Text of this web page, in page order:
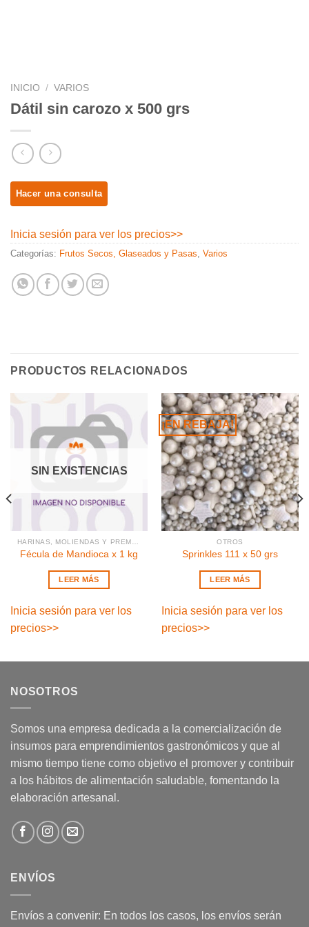
INICIO / VARIOS
Dátil sin carozo x 500 grs
Inicia sesión para ver los precios>>
Categorías: Frutos Secos, Glaseados y Pasas, Varios
PRODUCTOS RELACIONADOS
SIN EXISTENCIAS
Fécula de Mandioca x 1 kg
LEER MÁS
Inicia sesión para ver los
precios>>
¡EN REBAJA!
OTROS
Sprinkles 111 x 50 grs
LEER MÁS
Inicia sesión para ver los
precios>>
NOSOTROS
Somos una empresa dedicada a la comercialización de
insumos para emprendimientos gastronómicos y que al
mismo tiempo tiene como objetivo el promover y contribuir
a los hábitos de alimentación saludable, fomentando la
elaboración artesanal.
ENVÍOS
Envíos a convenir: En todos los casos, los envíos serán